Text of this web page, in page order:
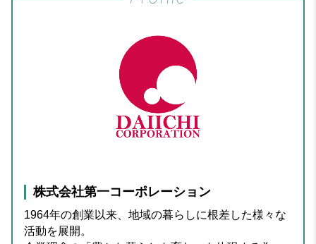
株式会社第一コーポレーション
1964年の創業以来、地域の暮らしに根差した様々な
活動を展開。